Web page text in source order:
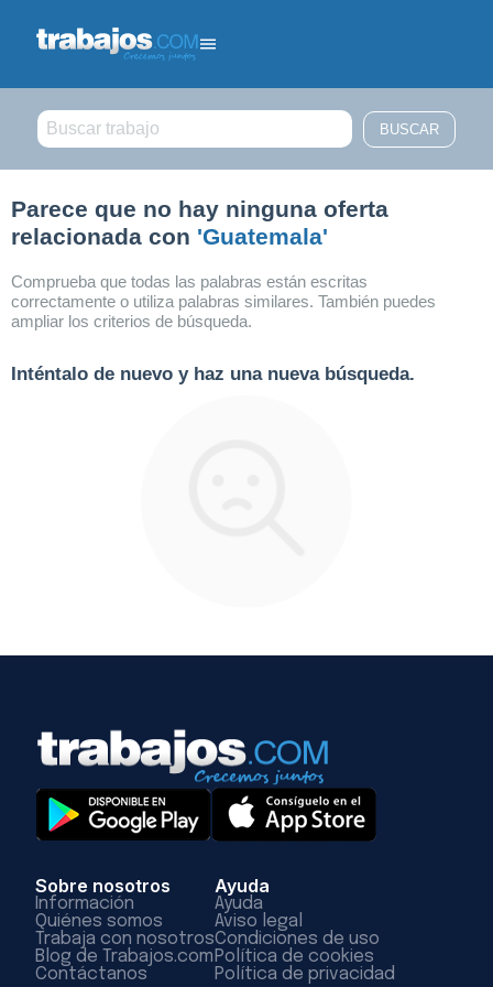
Parece que no hay ninguna oferta
relacionada con 'Guatemala'
Comprueba que todas las palabras están escritas
correctamente o utiliza palabras similares. También puedes
ampliar los criterios de búsqueda.
Inténtalo de nuevo y haz una nueva búsqueda.
Sobre nosotros
Información
Quiénes somos
Trabaja con nosotros
Blog de Trabajos.com
Contáctanos
Ayuda
Ayuda
Aviso legal
Condiciones de uso
Política de cookies
Política de privacidad